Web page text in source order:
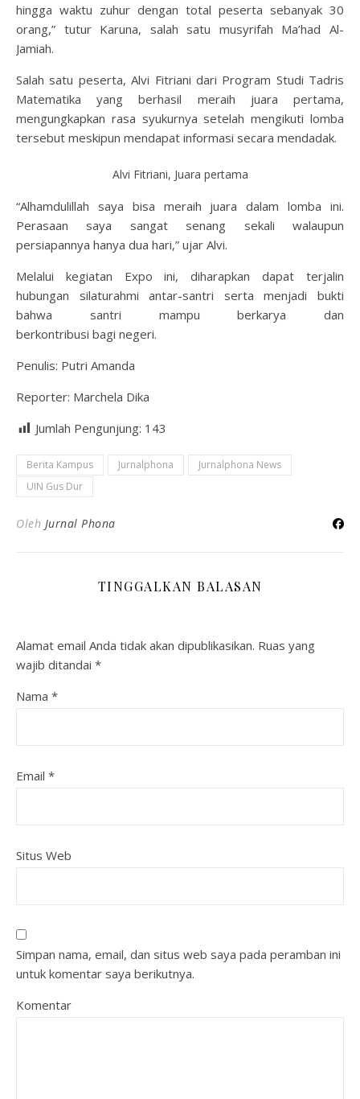
hingga waktu zuhur dengan total peserta sebanyak 30
orang,” tutur Karuna, salah satu musyrifah Ma’had Al-
Jamiah.
Salah satu peserta, Alvi Fitriani dari Program Studi Tadris
Matematika yang berhasil meraih juara pertama,
mengungkapkan rasa syukurnya setelah mengikuti lomba
tersebut meskipun mendapat informasi secara mendadak.
Alvi Fitriani, Juara pertama
“Alhamdulillah saya bisa meraih juara dalam lomba ini.
Perasaan saya sangat senang sekali walaupun
persiapannya hanya dua hari,” ujar Alvi.
Melalui kegiatan Expo ini, diharapkan dapat terjalin
hubungan silaturahmi antar-santri serta menjadi bukti
bahwa santri mampu berkarya dan
berkontribusi bagi negeri.
Penulis: Putri Amanda
Reporter: Marchela Dika
Jumlah Pengunjung: 143
Berita Kampus Jurnalphona
Jurnalphona News
UIN Gus Dur
Oleh Jurnal Phona
TINGGALKAN BALASAN
Alamat email Anda tidak akan dipublikasikan. Ruas yang
wajib ditandai *
Nama *
Email *
Situs Web
Simpan nama, email, dan situs web saya pada peramban ini
untuk komentar saya berikutnya.
Komentar